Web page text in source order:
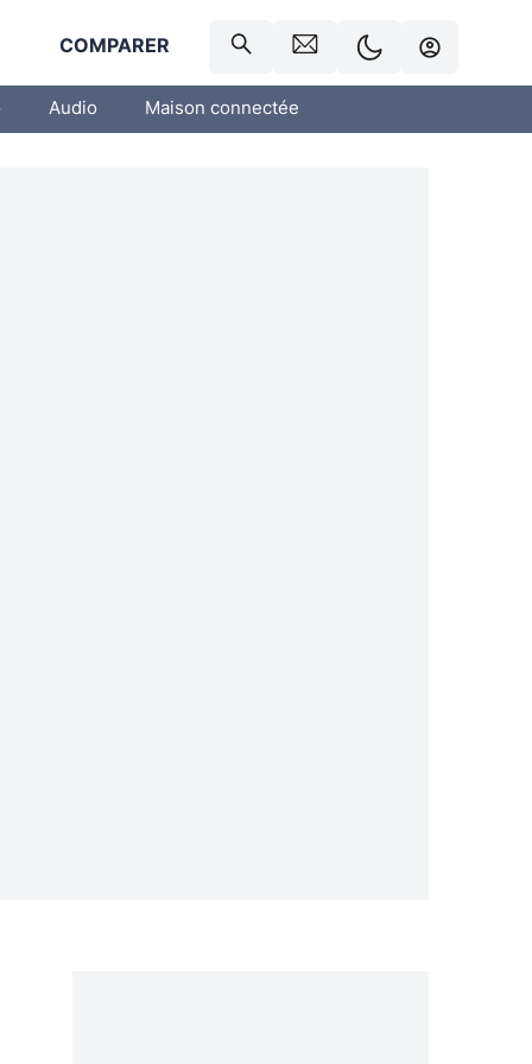
COMPARER
Audio Maison connectée